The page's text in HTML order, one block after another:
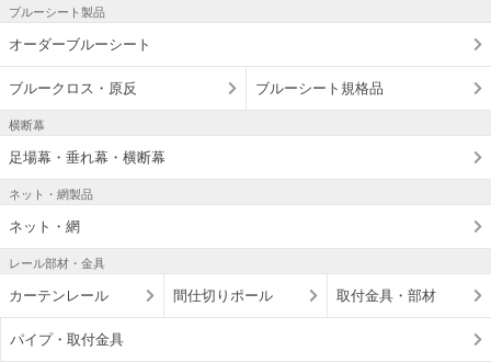
ブルーシート製品
オーダーブルーシート
ブルークロス・原反 ブルーシート規格品
横断幕
足場幕・垂れ幕・横断幕
ネット・網製品
ネット・網
レール部材・金具
カーテンレール 間仕切りポール 取付金具・部材
パイプ・取付金具